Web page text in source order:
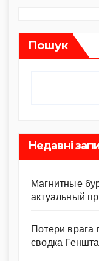
Пошук
Недавні
Магнитные
актуальный
Потери врага
сводка